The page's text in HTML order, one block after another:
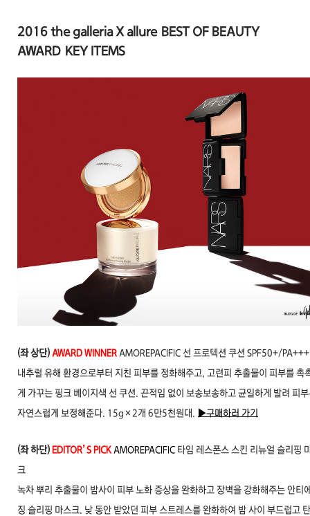
2016 the galleria X allure BEST OF BEAUTY
AWARD KEY ITEMS
(좌 상단) AWARD WINNER AMOREPACIFIC 선 프로텍션 쿠션 SPF50+/
내추럴 유해 환경으로부터 지친 피부를 정화해주고, 고련피 추출물이 피부를 촉
게 가꾸는 핑크 베이지색 선 쿠션. 끈적임 없이 보송보송하고 균일하게 발려 피
자연스럽게 보정해준다. 15g×2개 6만5천원대.
▶구매하러 가기
(좌 하단) EDITOR’S PICK AMOREPACIFIC 타임 레스폰스 스킨 리뉴얼 슬리핑
크
녹차 뿌리 추출물이 밤사이 피부 노화 증상을 완화하고 장벽을 강화해주는 안티
징 슬리핑 마스크. 낮 동안 받았던 피부 스트레스를 완화하여 밤 사이 부드럽고